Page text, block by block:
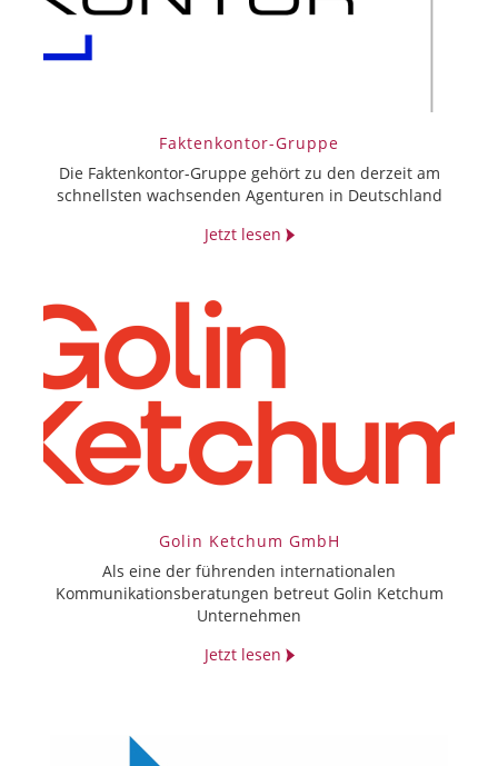
Faktenkontor-Gruppe
Die Faktenkontor-Gruppe gehört zu den derzeit am
schnellsten wachsenden Agenturen in Deutschland
Jetzt lesen
Golin Ketchum GmbH
Als eine der führenden internationalen
Kommunikationsberatungen betreut Golin Ketchum
Unternehmen
Jetzt lesen